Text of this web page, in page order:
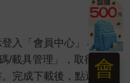
登入「會員中心」→「我
載具管理」，取得通行
完成下載後，點選任一
會